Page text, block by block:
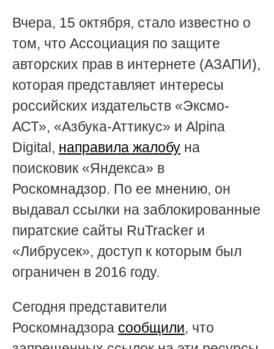
Вчера, 15 октября, стало известно о
том, что Ассоциация по защите
авторских прав в интернете (АЗАПИ),
которая представляет интересы
российских издательств «Эксмо-
АСТ», «Азбука-Аттикус» и Alpina
Digital, направила жалобу на
поисковик «Яндекса» в
Роскомнадзор. По ее мнению, он
выдавал ссылки на заблокированные
пиратские сайты RuTracker и
«Либрусек», доступ к которым был
ограничен в 2016 году.
Сегодня представители
Роскомнадзора сообщили, что